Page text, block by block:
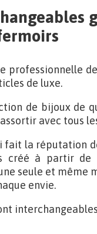
professionnelle
de luxe.
de bijoux de
avec tous
fait la réputation
créé à partir de
seule et même
envie.